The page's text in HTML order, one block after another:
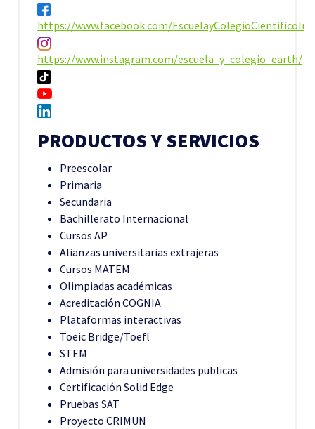
https://www.facebook.com/
https://www.instagram.com/escuela_y_colegio_earth/
PRODUCTOS Y SERVICIOS
Preescolar
Primaria
Secundaria
Bachillerato Internacional
Cursos AP
Alianzas universitarias extrajeras
Cursos MATEM
Olimpiadas académicas
Acreditación COGNIA
Plataformas interactivas
Toeic Bridge/Toefl
STEM
Admisión para universidades publicas
Certificación Solid Edge
Pruebas SAT
Proyecto CRIMUN